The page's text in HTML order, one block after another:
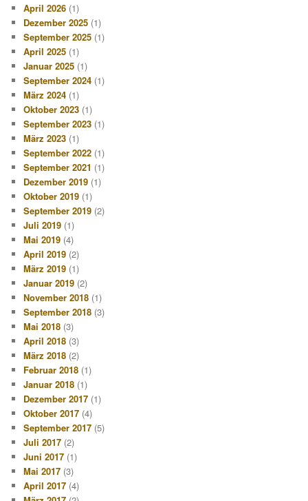
April 2026 (1)
Dezember 2025 (1)
September 2025 (1)
April 2025 (1)
Januar 2025 (1)
September 2024 (1)
März 2024 (1)
Oktober 2023 (1)
September 2023 (1)
März 2023 (1)
September 2022 (1)
September 2021 (1)
Dezember 2019 (1)
Oktober 2019 (1)
September 2019 (2)
Juli 2019 (1)
Mai 2019 (4)
April 2019 (2)
März 2019 (1)
Januar 2019 (2)
November 2018 (1)
September 2018 (3)
Mai 2018 (3)
April 2018 (3)
März 2018 (2)
Februar 2018 (1)
Januar 2018 (1)
Dezember 2017 (1)
Oktober 2017 (4)
September 2017 (5)
Juli 2017 (2)
Juni 2017 (1)
Mai 2017 (3)
April 2017 (4)